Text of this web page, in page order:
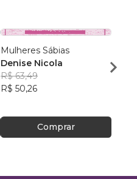
Mulheres Sábias
Denise Nicola
R$ 63,49
R$ 50,26
Comprar
R$